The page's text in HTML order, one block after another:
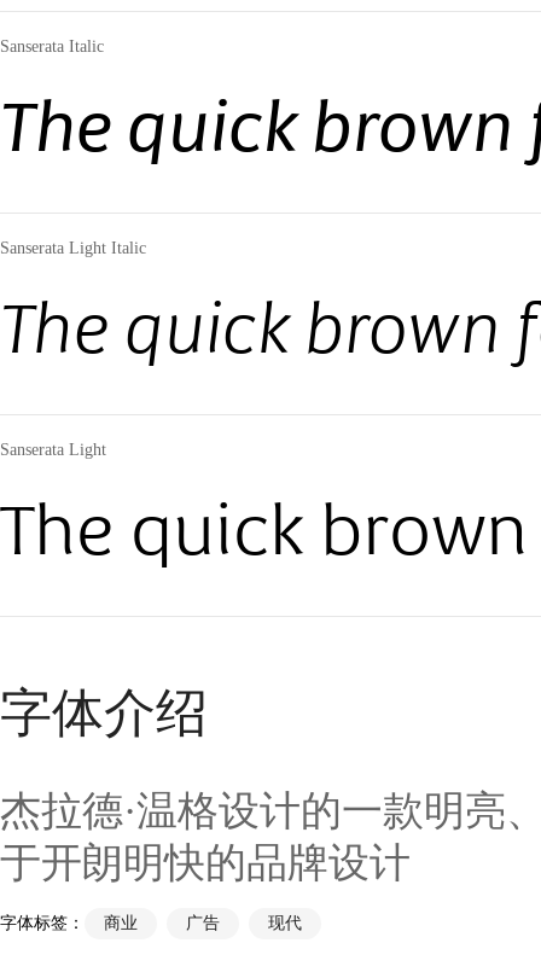
Sanserata Italic
The quick brown
Sanserata Light Italic
The quick brown
Sanserata Light
The quick
字体介绍
杰拉德·温格设计的一款明亮
于开朗明快的品牌设计
字体标签： 商业 广告 现代